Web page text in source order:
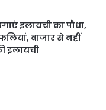
इलायची का पौधा,
बाजार से नहीं
इलायची